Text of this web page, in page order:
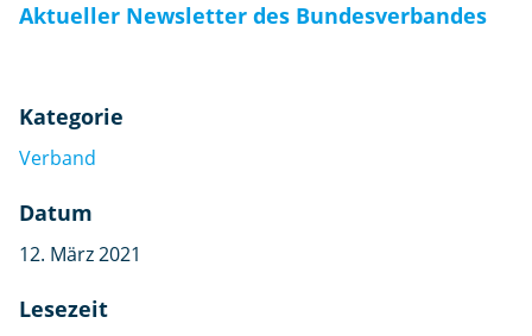
Aktueller Newsletter des Bundesverbandes
Kategorie
Verband
Datum
12. März 2021
Lesezeit